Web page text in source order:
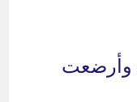
وأرضعت